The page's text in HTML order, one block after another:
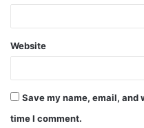
Website
Save my name, email, and
time I comment.